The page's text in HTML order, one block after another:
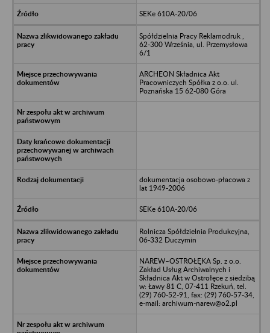
SEKe 610A-20/06
Spółdzielnia Pracy Reklamodruk ,
62-300 Września, ul. Przemysłowa
6/1
ARCHEON Składnica Akt
Pracowniczych Spółka z o.o. ul.
Poznańska 15 62-080 Góra
dokumentacja osobowo-płacowa z
lat 1949-2006
SEKe 610A-20/06
Rolnicza Spółdzielnia Produkcyjna,
06-332 Duczymin
NAREW–OSTROŁĘKA Sp. z o.o.
Zakład Usług Archiwalnych i
Składnica Akt w Ostrołęce z siedzibą
w: Ławy 81 C, 07-411 Rzekuń, tel.
(29) 760-52-91, fax: (29) 760-57-34,
e-mail: archiwum-narew@o2.pl